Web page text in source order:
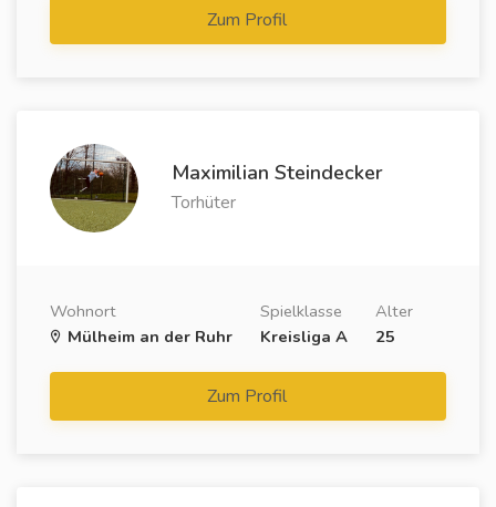
Zum Profil
Maximilian Steindecker
Torhüter
Wohnort
Mülheim an der Ruhr
Spielklasse
Kreisliga A
Alter
25
Zum Profil